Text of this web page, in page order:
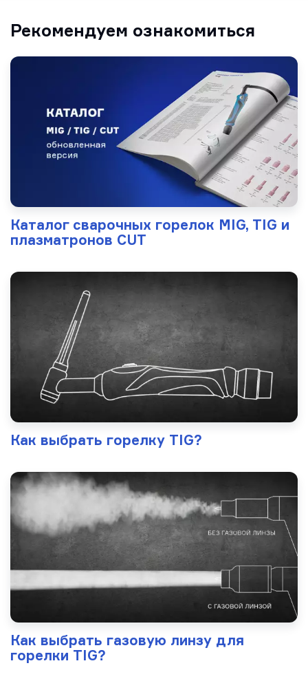
Рекомендуем ознакомиться
Каталог сварочных горелок MIG, TIG и
плазматронов CUT
Как выбрать горелку TIG?
Как выбрать газовую линзу для
горелки TIG?